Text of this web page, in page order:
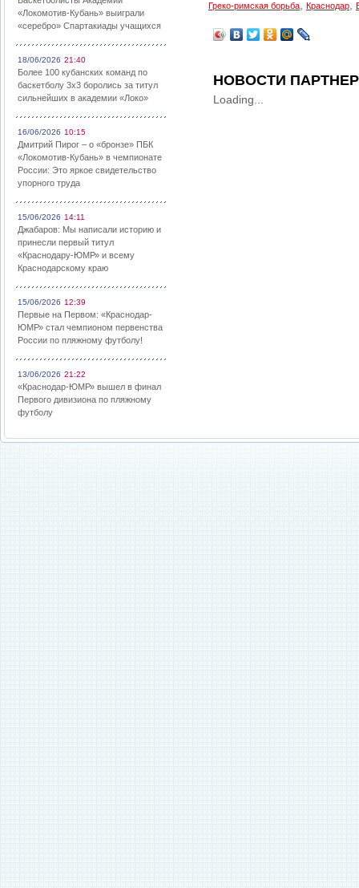
«Локомотив-Кубань» выиграли
«серебро» Спартакиады учащихся
18/06/2026 21:40
Более 100 кубанских команд по
баскетболу 3х3 боролись за титул
сильнейших в академии «Локо»
16/06/2026 10:15
Дмитрий Пирог – о «бронзе» ПБК
«Локомотив-Кубань» в чемпионате
России: Это яркое свидетельство
упорного труда
15/06/2026 14:11
Джабаров: Мы написали историю и
принесли первый титул
«Краснодару-ЮМР» и всему
Краснодарскому краю
15/06/2026 12:39
Первые на Первом: «Краснодар-
ЮМР» стал чемпионом первенства
России по пляжному футболу!
13/06/2026 21:22
«Краснодар-ЮМР» вышел в финал
Первого дивизиона по пляжному
футболу
Греко-римская борьба
Краснодар
НОВОСТИ
Loading...